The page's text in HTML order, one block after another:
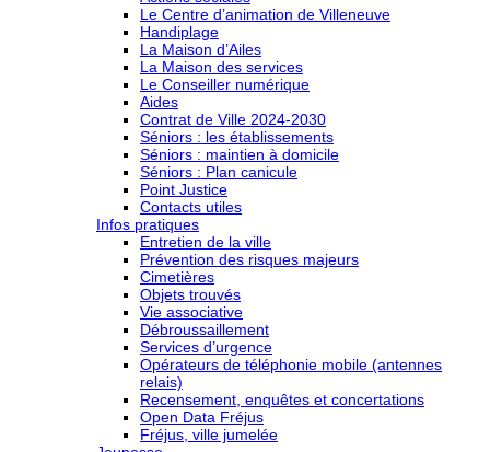
Le Centre d’animation de Villeneuve
Handiplage
La Maison d’Ailes
La Maison des services
Le Conseiller numérique
Aides
Contrat de Ville 2024-2030
Séniors : les établissements
Séniors : maintien à domicile
Séniors : Plan canicule
Point Justice
Contacts utiles
Infos pratiques
Entretien de la ville
Prévention des risques majeurs
Cimetières
Objets trouvés
Vie associative
Débroussaillement
Services d’urgence
Opérateurs de téléphonie mobile (antennes
relais)
Recensement, enquêtes et concertations
Open Data Fréjus
Fréjus, ville jumelée